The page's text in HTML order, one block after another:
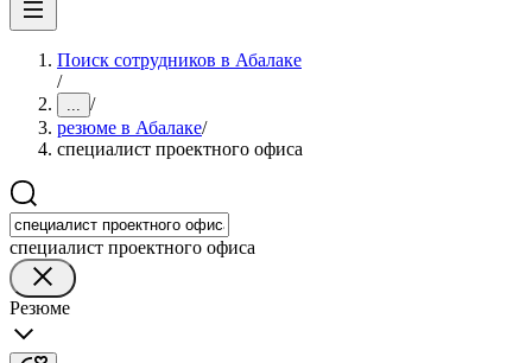
Поиск сотрудников в Абалаке
/
... /
резюме в Абалаке/
специалист проектного офиса
специалист проектного офиса
Резюме